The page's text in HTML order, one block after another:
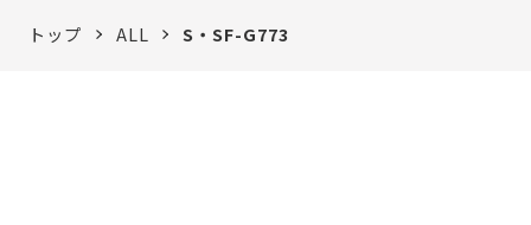
トップ ALL S・SF-G773